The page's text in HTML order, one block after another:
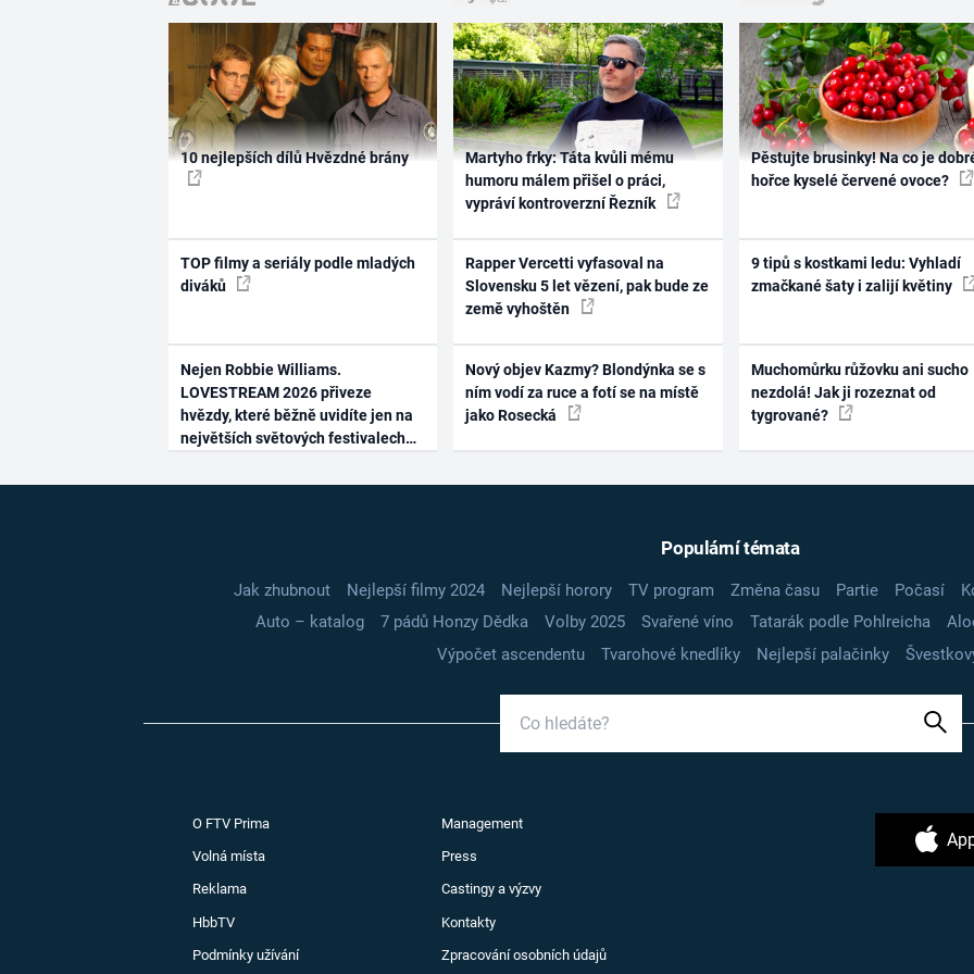
10 nejlepších dílů Hvězdné brány
TOP filmy a seriály podle mladých
diváků
Nejen Robbie Williams.
LOVESTREAM 2026 přiveze
hvězdy, které běžně uvidíte jen na
největších světových festivalech
Martyho frky: Táta kvůli mému
humoru málem přišel o práci,
vypráví kontroverzní Řezník
Rapper Vercetti vyfasoval na
Slovensku 5 let vězení, pak bude ze
země vyhoštěn
Nový objev Kazmy? Blondýnka se s
ním vodí za ruce a fotí se na místě
jako Rosecká
Pěstujte brusinky! Na co je
hořce kyselé červené ovoce?
9 tipů s kostkami ledu: Vyhladí
zmačkané šaty i zalijí květiny
Muchomůrku růžovku ani sucho
nezdolá! Jak ji rozeznat od
tygrované?
Populární témata
Jak zhubnout Nejlepší filmy 2024 Nejlepší horory TV program Změna času Partie Počasí
Auto – katalog
7 pádů Honzy Dědka Volby 2025 Svařené víno Tatarák podle Pohlreicha
Výpočet ascendentu
Tvarohové knedlíky Nejlepší palačinky
O FTV Prima Management
Volná místa Press
Reklama Castingy a výzvy
HbbTV Kontakty
Podmínky užívání Zpracování osobních údajů